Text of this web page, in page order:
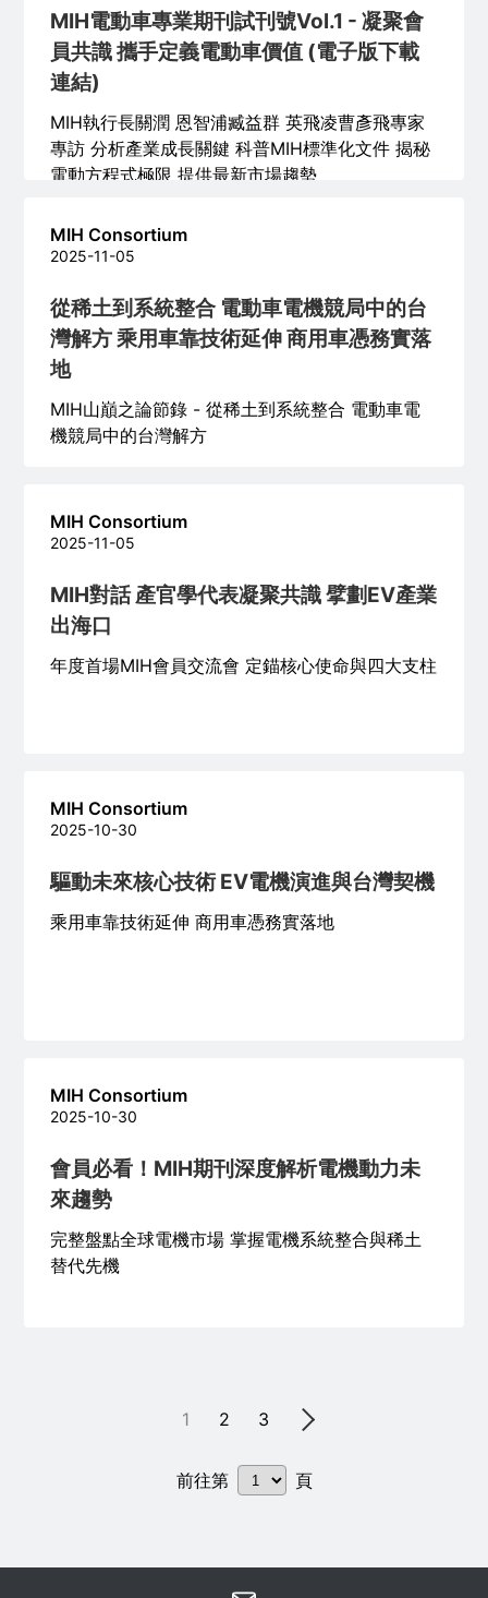
MIH電動車專業期刊試刊號Vol.1 - 凝聚會
員共識 攜手定義電動車價值 (電子版下載
連結)
MIH執行長關潤 恩智浦臧益群 英飛凌曹彥飛專家
專訪 分析產業成長關鍵 科普MIH標準化文件 揭秘
電動方程式極限 提供最新市場趨勢
MIH Consortium
2025-11-05
從稀土到系統整合 電動車電機競局中的台
灣解方 乘用車靠技術延伸 商用車憑務實落
地
MIH山巔之論節錄 - 從稀土到系統整合 電動車電
機競局中的台灣解方
MIH Consortium
2025-11-05
MIH對話 產官學代表凝聚共識 擘劃EV產業
出海口
年度首場MIH會員交流會 定錨核心使命與四大支柱
MIH Consortium
2025-10-30
驅動未來核心技術 EV電機演進與台灣契機
乘用車靠技術延伸 商用車憑務實落地
MIH Consortium
2025-10-30
會員必看！MIH期刊深度解析電機動力未
來趨勢
完整盤點全球電機市場 掌握電機系統整合與稀土
替代先機
1 2 3
前往第 頁